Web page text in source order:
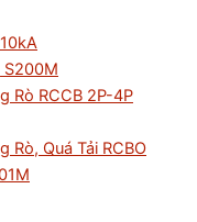
S200M
Rò RCCB 2P-4P
Rò, Quá Tải RCBO